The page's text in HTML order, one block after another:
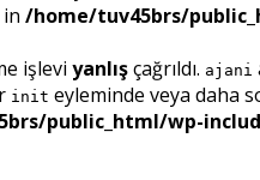
/home/tuv45brs/
işlevi yanlışçağrıldı. ajani
init eyleminde veya daha
public_html/wp-